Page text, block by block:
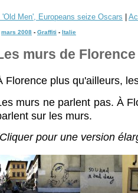
'Old Men', Europeans seize Oscars
mars 2008 - Graffiti - Italie
murs de Florence
Florence plus qu'ailleurs,
murs ne parlent pas. À
sur les murs.
pour une version